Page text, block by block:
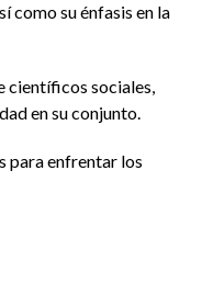
como su énfasis en la
científicos sociales,
en su conjunto.
para enfrentar los